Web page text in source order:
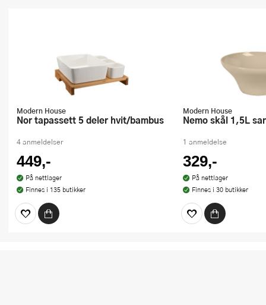
Modern House
Nor tapassett 5 deler hvit/bambus
4 anmeldelser
449,-
På nettlager
Finnes i 135 butikker
Modern House
Nemo skål 1,5L
1 anmeldelse
329,-
På nettlager
Finnes i 30 butikker